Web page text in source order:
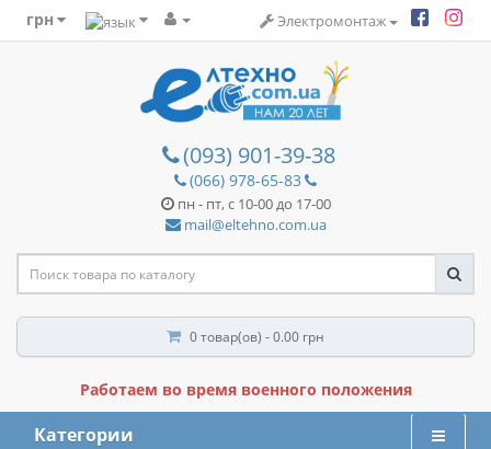
грн Электромонтаж
(093) 901-39-38
(066) 978-65-83
пн - пт, с 10-00 до 17-00
mail@eltehno.com.ua
0 товар(ов) - 0.00 грн
Работаем во время военного положения
Категории